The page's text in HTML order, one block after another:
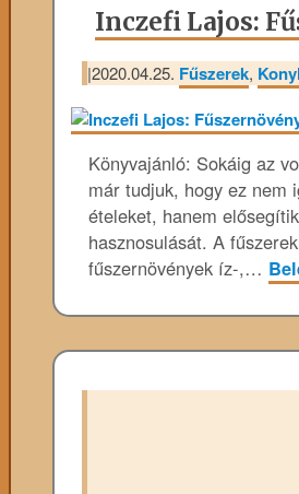
Inczefi Lajos:
|2020.04.25. Fűszerek,
Könyvajánló: Sokáig az
már tudjuk, hogy ez nem
ételeket, hanem
hasznosulását. A
fűszernövények íz-,…